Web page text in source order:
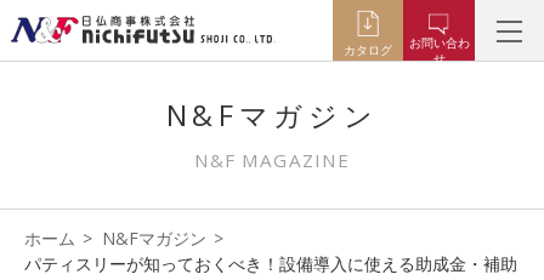
カタログ
お問い合わ
せ
N&Fマガジン
N&F MAGAZINE
ホーム
N&Fマガジン
パティスリーが知っておくべき！設備導入に使える助成金・補助